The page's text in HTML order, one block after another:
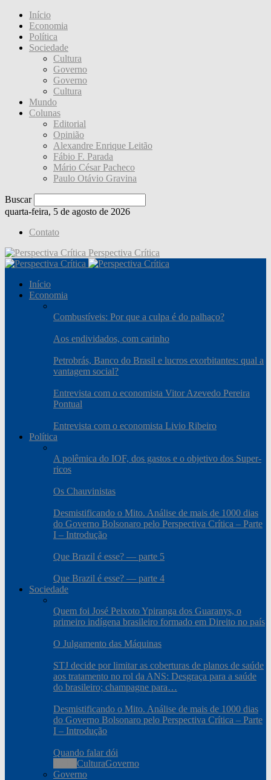
Início
Economia
Política
Sociedade
Cultura
Governo
Governo
Cultura
Mundo
Colunas
Editorial
Opinião
Alexandre Enrique Leitão
Fábio F. Parada
Mário César Pacheco
Paulo Otávio Gravina
Buscar
quarta-feira, 5 de agosto de 2026
Contato
Perspectiva Crítica
Início
Economia
Combustíveis: Por que a culpa é do palhaço?
Aos endividados, com carinho
Petrobrás, Banco do Brasil e lucros exorbitantes: qual a
vantagem social?
Entrevista com o economista Vitor Azevedo Pereira
Pontual
Entrevista com o economista Livio Ribeiro
Política
A polêmica do IOF, dos gastos e o objetivo dos Super-
ricos
Os Chauvinistas
Desmistificando o Mito. Análise de mais de 1000 dias
do Governo Bolsonaro pelo Perspectiva Crítica – Parte
I – Introdução
Que Brazil é esse? — parte 5
Que Brazil é esse? — parte 4
Sociedade
Quem foi José Peixoto Ypiranga dos Guaranys, o
primeiro indígena brasileiro formado em Direito no país
O Julgamento das Máquinas
STJ decide por limitar as coberturas de planos de saúde
aos tratamento no rol da ANS: Desgraça para a saúde
do brasileiro; champagne para…
Desmistificando o Mito. Análise de mais de 1000 dias
do Governo Bolsonaro pelo Perspectiva Crítica – Parte
I – Introdução
Quando falar dói
CulturaGoverno
Governo